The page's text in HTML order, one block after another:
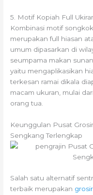
5. Motif Kopiah Full
Kombinasi motif
merupakan full hiasan
umum dipasarkan di
seumpama makan
yaitu mengaplikasikan
terkesan ramai dikala
macam ukuran, mulai
orang tua.
Keunggulan Pusat
Sengkang Terlengkap
Salah satu alternatif
terbaik merupakan